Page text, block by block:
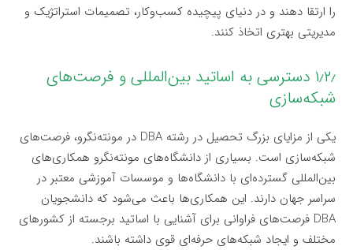
را ارتقا دهند و در دنیای پیچیده کسب‌وکار، تصمیمات استراتژیک و
مدیریتی بهتری اتخاذ کنند.
۱٫۲٫ دسترسی به اساتید بین‌المللی و فرصت‌های
شبکه‌سازی
یکی از مزایای بزرگ تحصیل در رشته DBA در مونته‌نگرو، فرصت‌های
شبکه‌سازی است. بسیاری از دانشگاه‌های مونته‌نگرو همکاری‌های
بین‌المللی گسترده‌ای با دانشگاه‌ها و موسسات آموزشی معتبر در
سراسر جهان دارند. این همکاری‌ها باعث می‌شود که دانشجویان
DBA فرصت‌های فراوانی برای آشنایی با اساتید برجسته از کشورهای
مختلف و ایجاد شبکه‌های حرفه‌ای قوی داشته باشند.